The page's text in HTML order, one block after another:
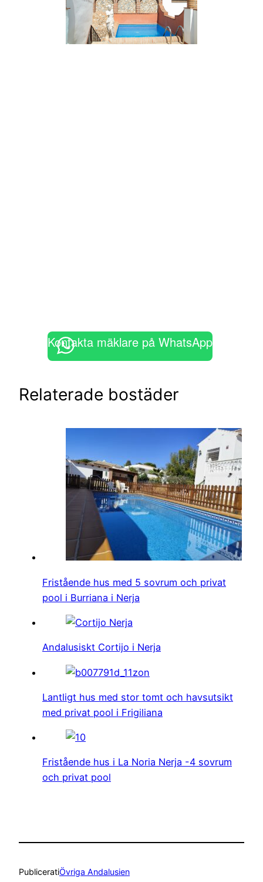
Kontakta mäklare på WhatsApp
Relaterade bostäder
Fristående hus med 5 sovrum och privat
pool i Burriana i Nerja
Andalusiskt Cortijo i Nerja
Lantligt hus med stor tomt och havsutsikt
med privat pool i Frigiliana
Fristående hus i La Noria Nerja -4 sovrum
och privat pool
PubliceratiÖvriga Andalusien